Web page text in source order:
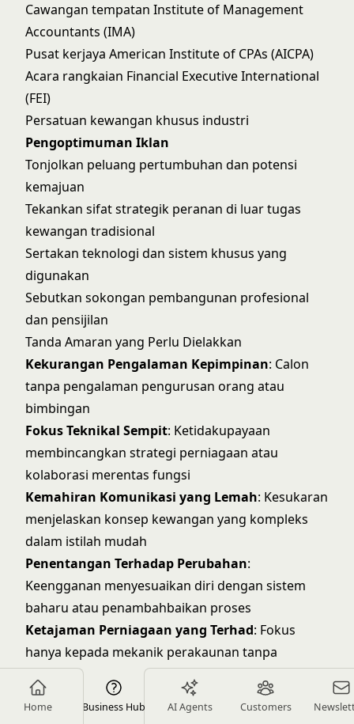
Home Business Hub AI Agents Customers
Cawangan tempatan Institute of Management
Accountants (IMA)
Pusat kerjaya American Institute of CPAs (AICPA)
Acara rangkaian Financial Executive International
(FEI)
Persatuan kewangan khusus industri
Pengoptimuman Iklan
Tonjolkan peluang pertumbuhan dan potensi
kemajuan
Tekankan sifat strategik peranan di luar tugas
kewangan tradisional
Sertakan teknologi dan sistem khusus yang
digunakan
Sebutkan sokongan pembangunan profesional
dan pensijilan
Tanda Amaran yang Perlu Dielakkan
Kekurangan Pengalaman Kepimpinan: Calon
tanpa pengalaman pengurusan orang atau
bimbingan
Fokus Teknikal Sempit: Ketidakupayaan
membincangkan strategi perniagaan atau
kolaborasi merentas fungsi
Kemahiran Komunikasi yang Lemah: Kesukaran
menjelaskan konsep kewangan yang kompleks
dalam istilah mudah
Penentangan Terhadap Perubahan:
Keengganan menyesuaikan diri dengan sistem
baharu atau penambahbaikan proses
Ketajaman Perniagaan yang Terhad: Fokus
hanya kepada mekanik perakaunan tanpa
memahami pemacu perniagaan
Kemahiran Analitikal yang Lemah
: Tidak dapat
memberikan contoh khusus analisis yang